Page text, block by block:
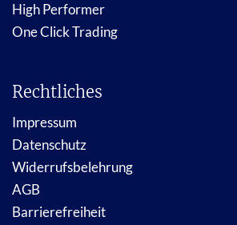
High Performer
One Click Trading
Rechtliches
Impressum
Datenschutz
Widerrufsbelehrung
AGB
Barrierefreiheit